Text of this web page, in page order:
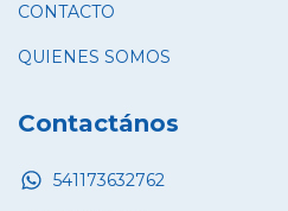
CONTACTO
QUIENES SOMOS
Contactános
541173632762